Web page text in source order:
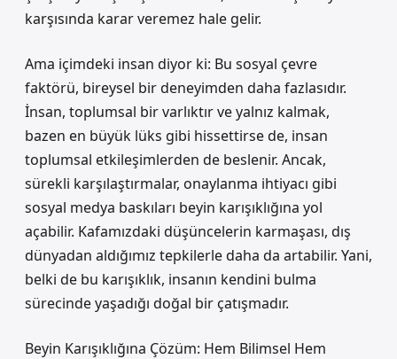
karşısında karar veremez hale gelir.
Ama içimdeki insan diyor ki: Bu sosyal çevre
faktörü, bireysel bir deneyimden daha fazlasıdır.
İnsan, toplumsal bir varlıktır ve yalnız kalmak,
bazen en büyük lüks gibi hissettirse de, insan
toplumsal etkileşimlerden de beslenir. Ancak,
sürekli karşılaştırmalar, onaylanma ihtiyacı gibi
sosyal medya baskıları beyin karışıklığına yol
açabilir. Kafamızdaki düşüncelerin karmaşası, dış
dünyadan aldığımız tepkilerle daha da artabilir. Yani,
belki de bu karışıklık, insanın kendini bulma
sürecinde yaşadığı doğal bir çatışmadır.
Beyin Karışıklığına Çözüm: Hem Bilimsel Hem